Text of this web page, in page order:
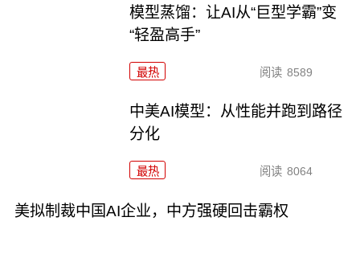
模型蒸馏：让AI从“巨型学霸”变
“轻盈高手”
最热 阅读 8589
中美AI模型：从性能并跑到路径
分化
最热 阅读 8064
美拟制裁中国AI企业，中方强硬回击霸权